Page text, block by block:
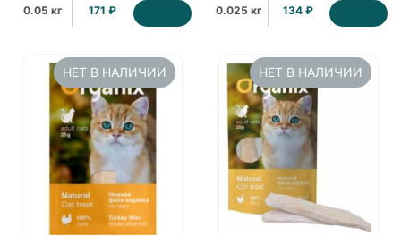
0.05 кг 171 ₽ 0.025 кг 134 ₽
НЕТ В НАЛИЧИИ НЕТ В НАЛИЧИИ